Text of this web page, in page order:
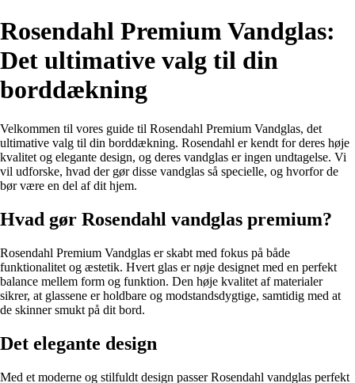
Rosendahl Premium Vandglas:
Det ultimative valg til din
borddækning
Velkommen til vores guide til Rosendahl Premium Vandglas, det
ultimative valg til din borddækning. Rosendahl er kendt for deres høje
kvalitet og elegante design, og deres vandglas er ingen undtagelse. Vi
vil udforske, hvad der gør disse vandglas så specielle, og hvorfor de
bør være en del af dit hjem.
Hvad gør Rosendahl vandglas premium?
Rosendahl Premium Vandglas er skabt med fokus på både
funktionalitet og æstetik. Hvert glas er nøje designet med en perfekt
balance mellem form og funktion. Den høje kvalitet af materialer
sikrer, at glassene er holdbare og modstandsdygtige, samtidig med at
de skinner smukt på dit bord.
Det elegante design
Med et moderne og stilfuldt design passer Rosendahl vandglas perfekt